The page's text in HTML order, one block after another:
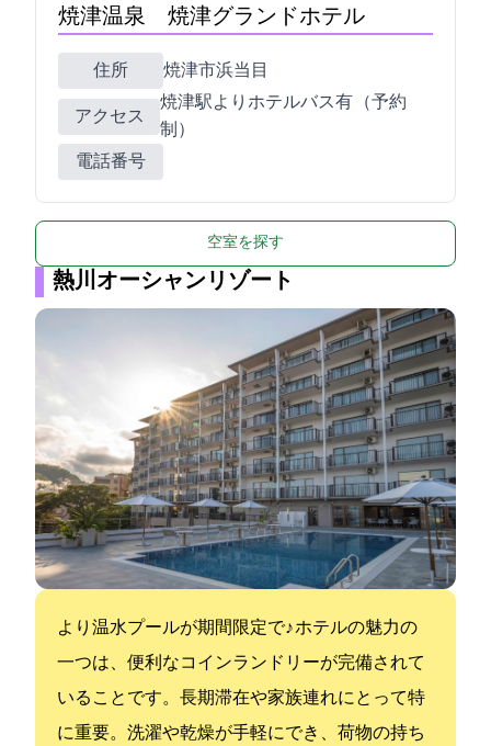
焼津温泉 焼津グランドホテル
住所 焼津市浜当目1489
アクセス
焼津駅よりホテルバス有 （予約
制）
電話番号
空室を探す
熱川オーシャンリゾート
3/21より温水プールが期間限定でOPEN♪ ホテルの魅力の
一つは、便利なコインランドリーが完備されて
いることです。長期滞在や家族連れにとって特
に重要。洗濯や乾燥が手軽にでき、荷物の持ち